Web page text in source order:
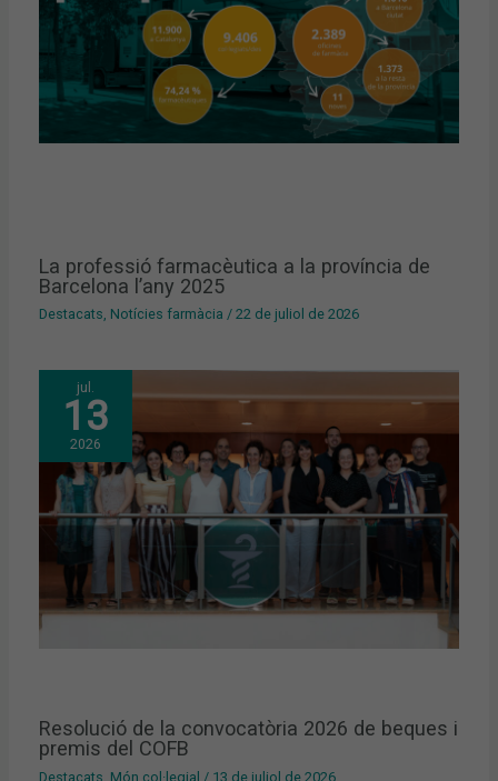
La professió farmacèutica a la província de
Barcelona l’any 2025
Destacats, Notícies farmàcia /22 de juliol de 2026
jul.
13
2026
Resolució de la convocatòria 2026 de beques i
premis del COFB
Destacats Món col·legial / 13 de juliol de 2026